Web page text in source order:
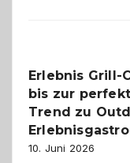
Erlebnis Grill-
bis zur
Trend zu
10. Juni 2026